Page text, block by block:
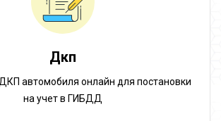
Дкп
автомобиля онлайн для постановки
на учет в ГИБДД